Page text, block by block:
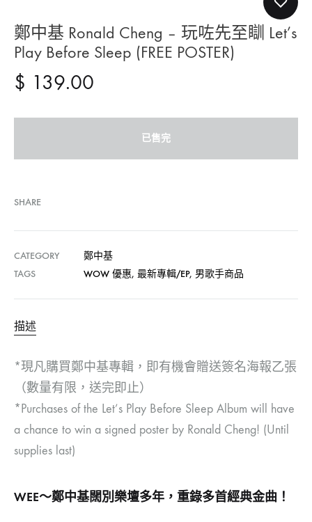
鄭中基 Ronald Cheng – 玩咗先至瞓 Let’s
Play Before Sleep (FREE POSTER)
$ 139.00
已售完
SHARE
CATEGORY
鄭中基
TAGS
WOW 優惠, 最新專輯/EP, 男歌手商品
描述
*現凡購買鄭中基專輯，即有機會贈送簽名海報乙張
（數量有限，送完即止）
*Purchases of the Let’s Play Before Sleep Album will have
a chance to win a signed poster by Ronald Cheng! (Until
supplies last)
WEE～鄭中基闊別樂壇多年，重錄多首經典金曲 ！